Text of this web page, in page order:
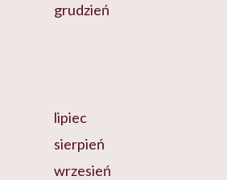
grudzień
lipiec
sierpień
wrzesień